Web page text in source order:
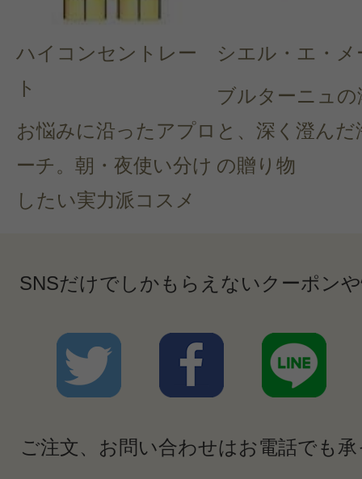
ハイコンセントレー
ト
お悩みに沿ったアプロ
ーチ。朝・夜使い分け
したい実力派コスメ
シエル・エ・メ
ブルターニュの
と、深く澄んだ
の贈り物
SNSだけでしかもらえないクーポン
ご注文、お問い合わせはお電話でも